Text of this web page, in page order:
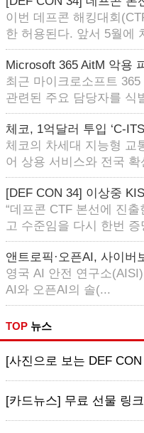
이번 데프콘 해킹대회
한 허용된다. 앞서 5월에
Microsoft 365 AitM 악용
최근 마이크로소프트
관련된 주요 담당자를 식
체코, 1억달러 투입 ‘C-
체코의 차세대 지능형 교
어 상용 서비스와 전국 확
[DEF CON 34] 이상중
“데프콘 CTF 본선에 진
고 수준임을 다시 한번 증
앤트로픽·오픈AI, 사이버
영국 AI 안전 연구소
AI와 오픈AI의 솔(...
TOP 뉴스
[사진으로 보는 DEF
[카드뉴스] 무료 선물 링